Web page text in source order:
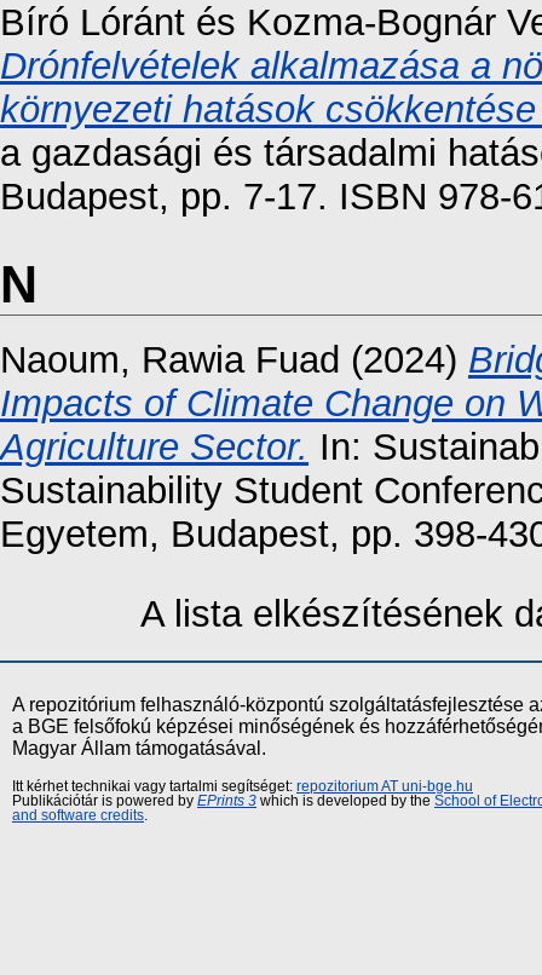
Bíró Lóránt és Kozma-Bognár
Drónfelvételek alkalmazása a
környezeti hatások
a gazdasági és társadalmi
Budapest, pp. 7-17. ISBN 978-
N
Naoum, Rawia Fuad (2024)
Impacts of Climate Change on
Agriculture Sector. In:
Sustainability Student
Egyetem, Budapest, pp. 398-
A lista elkészítésének
A repozitórium felhasználó-központú szolgáltatásfejlesztése
a BGE felsőfokú képzései minőségének és
Magyar Állam támogatásával.
Itt kérhet technikai vagy tartalmi segítséget: repozitorium AT uni-bge.hu
Publikációtár is powered by EPrints 3 which is developed by the School of
and software credits.